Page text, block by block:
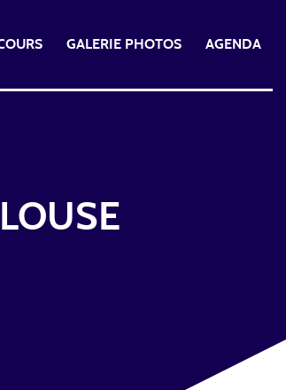
GALERIE PHOTOS AGENDA